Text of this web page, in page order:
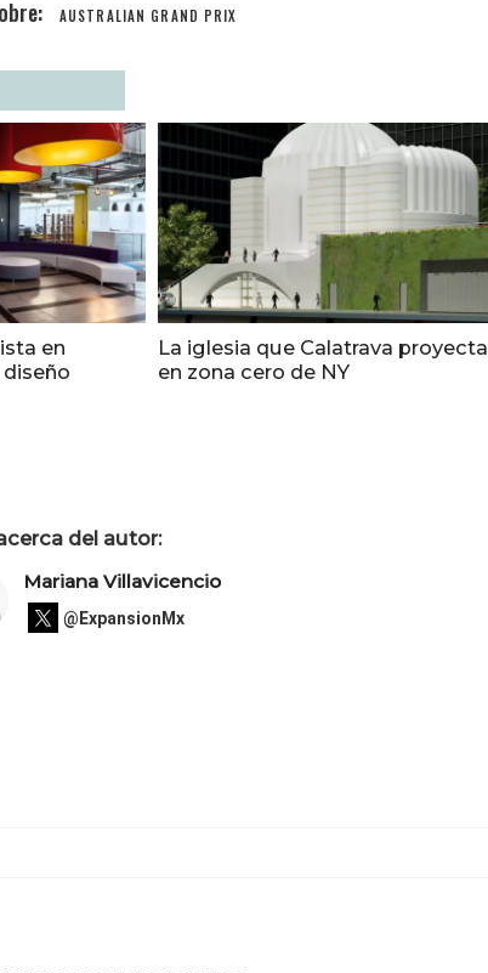
AUSTRALIAN GRAND PRIX
en
La iglesia que Calatrava proyecta
en zona cero de NY
del autor:
Mariana Villavicencio
@ExpansionMx